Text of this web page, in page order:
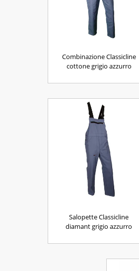
Combinazione Classicline
cottone grigio azzurro
Salopette Classicline
diamant grigio azzurro